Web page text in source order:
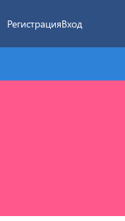
РегистрацияВход